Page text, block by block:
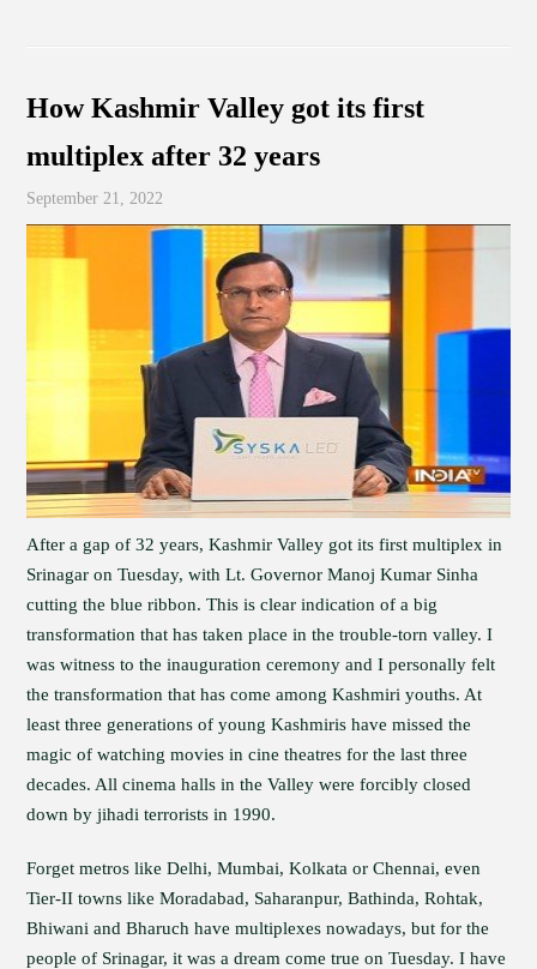
How Kashmir Valley got its first
multiplex after 32 years
September 21, 2022
After a gap of 32 years, Kashmir Valley got its first multiplex in
Srinagar on Tuesday, with Lt. Governor Manoj Kumar Sinha
cutting the blue ribbon. This is clear indication of a big
transformation that has taken place in the trouble-torn valley. I
was witness to the inauguration ceremony and I personally felt
the transformation that has come among Kashmiri youths. At
least three generations of young Kashmiris have missed the
magic of watching movies in cine theatres for the last three
decades. All cinema halls in the Valley were forcibly closed
down by jihadi terrorists in 1990.
Forget metros like Delhi, Mumbai, Kolkata or Chennai, even
Tier-II towns like Moradabad, Saharanpur, Bathinda, Rohtak,
Bhiwani and Bharuch have multiplexes nowadays, but for the
people of Srinagar, it was a dream come true on Tuesday. I have